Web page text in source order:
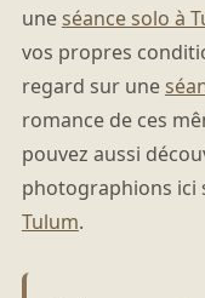
une séance solo à
vos propres
regard sur une
romance de ces
pouvez aussi
photographions ici
Tulum.